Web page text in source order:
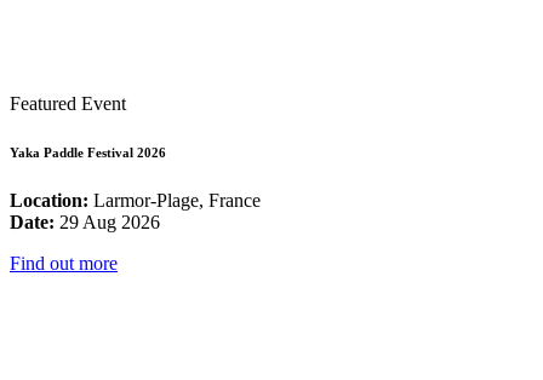
Featured Event
Yaka Paddle Festival 2026
Location: Larmor-Plage, France
Date: 29 Aug 2026
Find out more